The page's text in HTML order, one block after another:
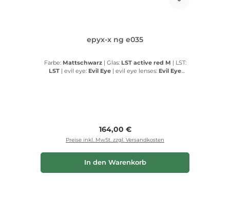
epyx-x ng e035
Farbe: Mattschwarz | Glas: LST active red M | LST:
LST | evil eye: Evil Eye | evil eye lenses: Evil Eye
Regulärer Preis:
164,00 €
Preise inkl. MwSt. zzgl. Versandkosten
In den Warenkorb